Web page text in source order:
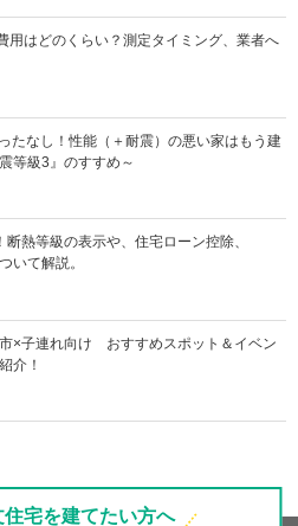
用はどのくらい？測定タイミング、業者へ
たなし！性能（＋耐震）の悪い家はもう建
等級3』のすすめ～
熱等級の表示や、住宅ローン控除、
いて解説。
市×子連れ向け おすすめスポット＆イベン
介！
宅を建てたい方へ